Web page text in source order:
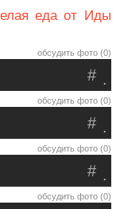
еда от Иды
обсудить фото (0)
.
#
обсудить фото (0)
.
#
обсудить фото (0)
.
#
обсудить фото (0)